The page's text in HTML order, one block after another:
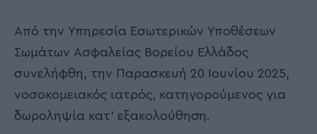
Από την Υπηρεσία Εσωτερικών Υποθέσεων
Σωμάτων Ασφαλείας Βορείου Ελλάδος
συνελήφθη, την Παρασκευή 20 Ιουνίου 2025,
νοσοκομειακός ιατρός, κατηγορούμενος για
δωροληψία κατ’ εξακολούθηση.